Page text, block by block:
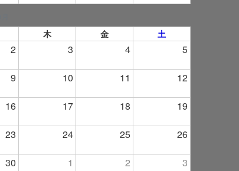
木 金 土
2 3 4 5
9 10 11 12
16 17 18 19
23 24 25 26
30 1 2 3